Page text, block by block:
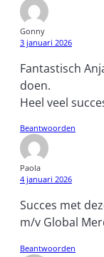
Gonny
3 januari 2026
Fantastisch
doen.
Heel veel
Beantwoorden
Paola
4 januari 2026
Succes met
m/v Global
Beantwoorden